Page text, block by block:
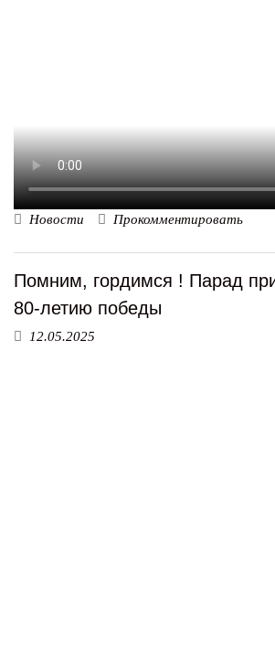
Новости Прокомментировать
Помним, гордимся ! Парад
80-летию победы
12.05.2025